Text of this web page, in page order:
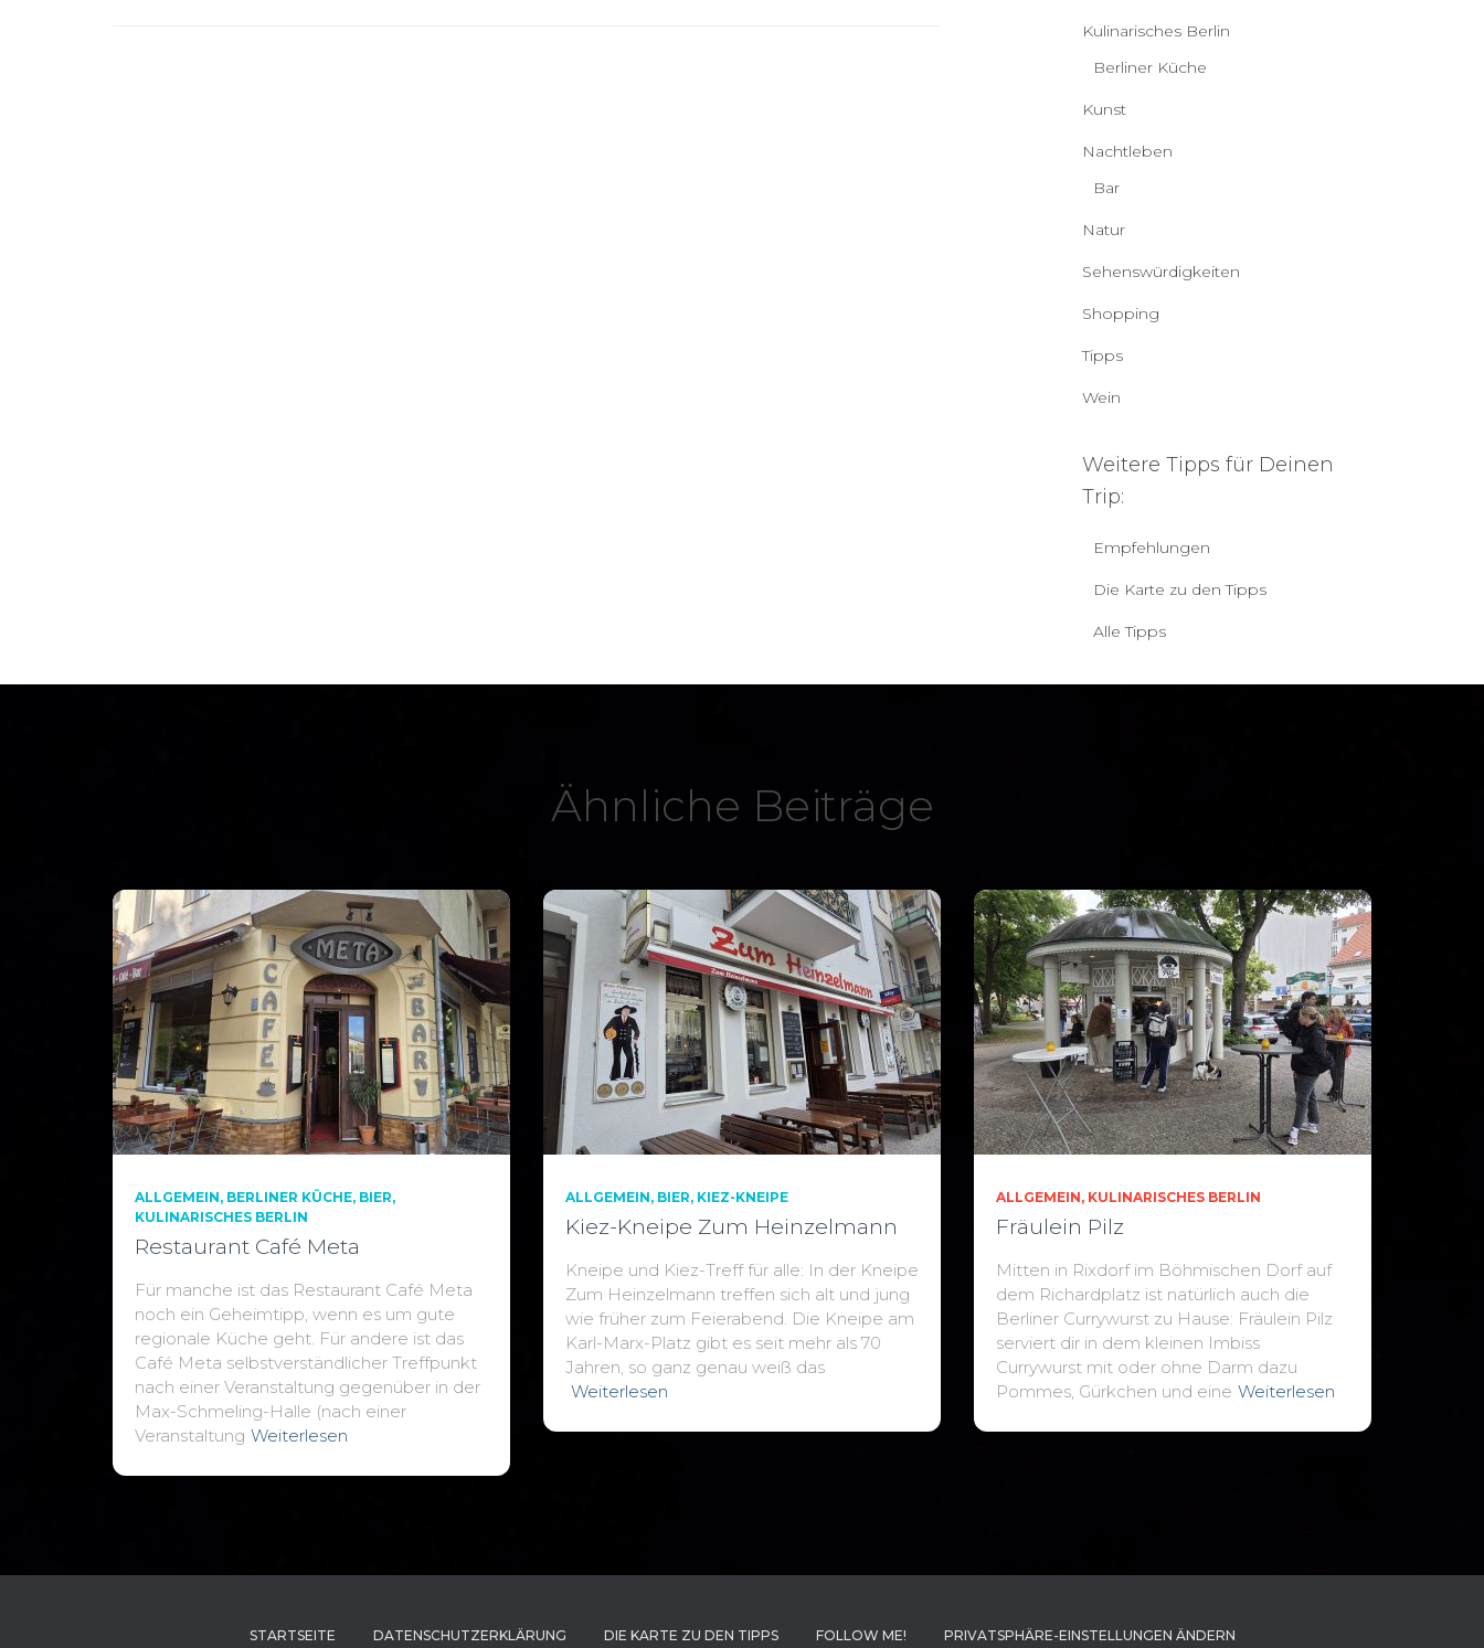
Kulinarisches Berlin
Berliner Küche
Kunst
Nachtleben
Bar
Natur
Sehenswürdigkeiten
Shopping
Tipps
Wein
Weitere Tipps für Deinen
Trip:
Empfehlungen
Die Karte zu den Tipps
Alle Tipps
Ähnliche Beiträge
ALLGEMEIN BERLINER KÜCHE BIER
KULINARISCHES BERLIN
Restaurant Café Meta
Für manche ist das Restaurant Café Meta
noch ein Geheimtipp, wenn es um gute
regionale Küche geht. Für andere ist das
Café Meta selbstverständlicher Treffpunkt
nach einer Veranstaltung gegenüber in der
Max-Schmeling-Halle (nach einer
Veranstaltung Weiterlesen
ALLGEMEIN BIER KIEZ-KNEIPE
Kiez-Kneipe Zum Heinzelmann
Kneipe und Kiez-Treff für alle: In der Kneipe
Zum Heinzelmann treffen sich alt und jung
wie früher zum Feierabend. Die Kneipe am
Karl-Marx-Platz gibt es seit mehr als 70
Jahren, so ganz genau weiß das
Weiterlesen
ALLGEMEIN KULINARISCHES BERLIN
Fräulein Pilz
Mitten in Rixdorf im Böhmischen Dorf auf
dem Richardplatz ist natürlich auch die
Berliner Currywurst zu Hause: Fräulein Pilz
serviert dir in dem kleinen Imbiss
Currywurst mit oder ohne Darm dazu
Pommes, Gürkchen und eine Weiterlesen
STARTSEITE DATENSCHUTZERKLÄRUNG DIE KARTE ZU DEN TIPPS FOLLOW ME! PRIVATSPHÄRE-EINSTELLUNGEN ÄNDERN